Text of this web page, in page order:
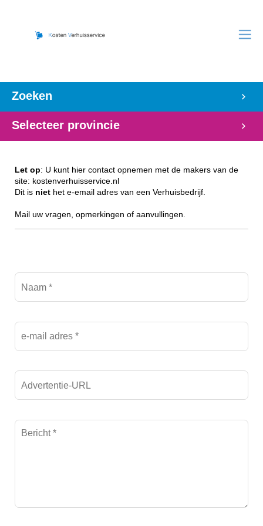
Zoeken
Selecteer provincie
Let op: U kunt hier contact opnemen met de makers van de
site: kostenverhuisservice.nl
Dit is niet het e-email adres van een Verhuisbedrijf.
Mail uw vragen, opmerkingen of aanvullingen.